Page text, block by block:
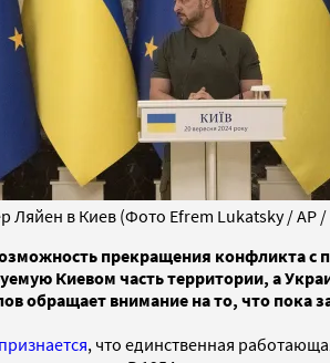
в Киев (Фото Efrem Lukatsky / AP /
прекращения конфликта с
Киевом часть территории, а
внимание на то, что пока
признается, что единственная